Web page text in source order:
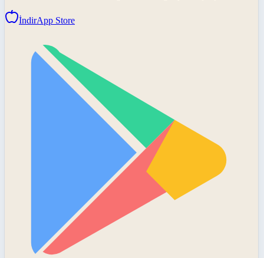
İndirApp Store